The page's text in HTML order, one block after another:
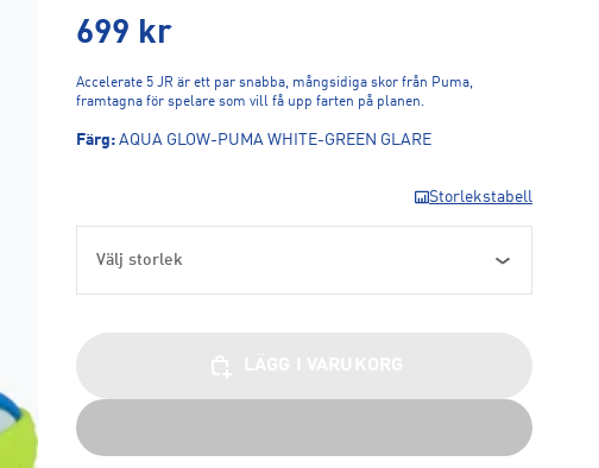
699 kr
Accelerate 5 JR är ett par snabba, mångsidiga skor från Puma,
framtagna för spelare som vill få upp farten på planen.
Färg: AQUA GLOW-PUMA WHITE-GREEN GLARE
Storlekstabell
Välj storlek